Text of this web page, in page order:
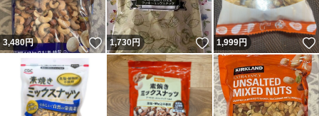
3,480円 いいね！
1,730円 いいね！
1,999円